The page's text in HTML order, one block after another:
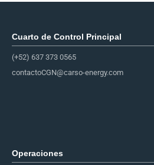
Cuarto de Control Principal​
(+52) 637 373 0565
contactoCGN@carso-energy.com
Operaciones